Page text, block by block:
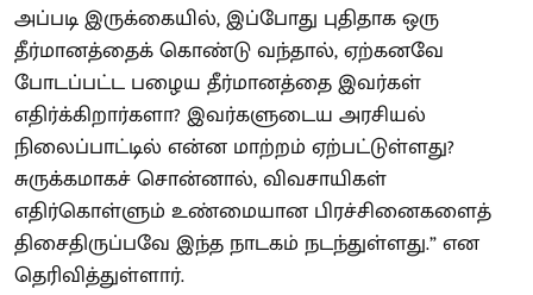
அப்படி இருக்கையில், இப்போது புதிதாக ஒரு
தீர்மானத்தைக் கொண்டு வந்தால், ஏற்கனவே
போடப்பட்ட பழைய தீர்மானத்தை இவர்கள்
எதிர்க்கிறார்களா? இவர்களுடைய அரசியல்
நிலைப்பாட்டில் என்ன மாற்றம் ஏற்பட்டுள்ளது?
சுருக்கமாகச் சொன்னால், விவசாயிகள்
எதிர்கொள்ளும் உண்மையான பிரச்சினைகளைத்
திசைதிருப்பவே இந்த நாடகம் நடந்துள்ளது.” என
தெரிவித்துள்ளார்.